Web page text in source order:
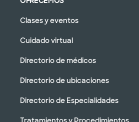
Clases y eventos
Cuidado virtual
Directorio de médicos
Directorio de ubicaciones
Directorio de Especialidades